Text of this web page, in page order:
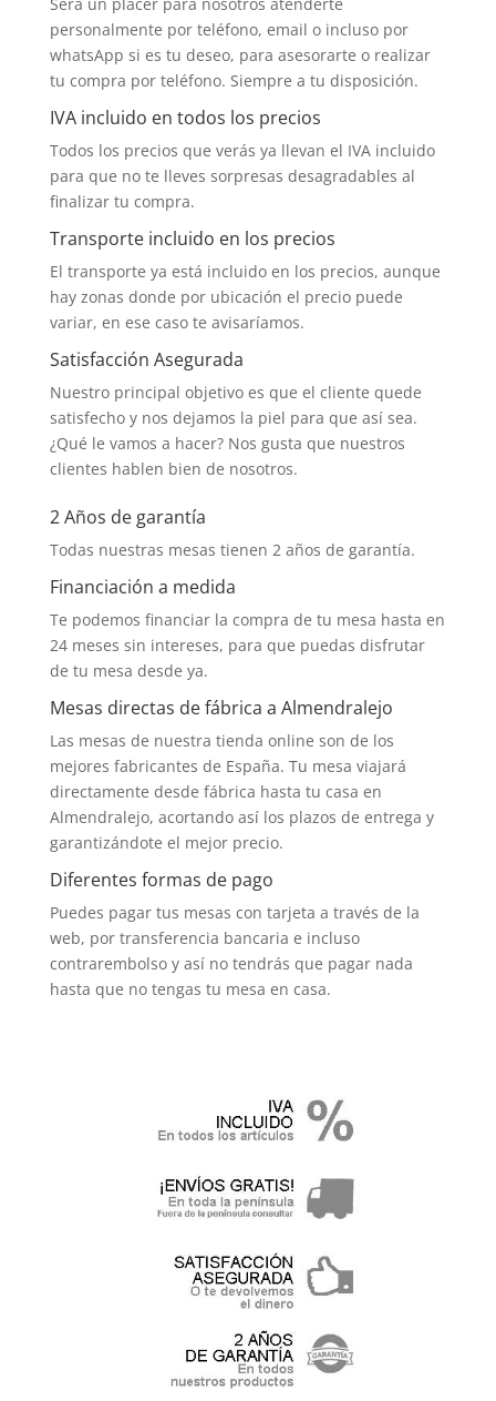
Será un placer para nosotros atenderte
personalmente por teléfono, email o incluso por
whatsApp si es tu deseo, para asesorarte o realizar
tu compra por teléfono. Siempre a tu disposición.
IVA incluido en todos los precios
Todos los precios que verás ya llevan el IVA incluido
para que no te lleves sorpresas desagradables al
finalizar tu compra.
Transporte incluido en los precios
El transporte ya está incluido en los precios, aunque
hay zonas donde por ubicación el precio puede
variar, en ese caso te avisaríamos.
Satisfacción Asegurada
Nuestro principal objetivo es que el cliente quede
satisfecho y nos dejamos la piel para que así sea.
¿Qué le vamos a hacer? Nos gusta que nuestros
clientes hablen bien de nosotros.
2 Años de garantía
Todas nuestras mesas tienen 2 años de garantía.
Financiación a medida
Te podemos financiar la compra de tu mesa hasta en
24 meses sin intereses, para que puedas disfrutar
de tu mesa desde ya.
Mesas directas de fábrica a Almendralejo
Las mesas de nuestra tienda online son de los
mejores fabricantes de España. Tu mesa viajará
directamente desde fábrica hasta tu casa en
Almendralejo, acortando así los plazos de entrega y
garantizándote el mejor precio.
Diferentes formas de pago
Puedes pagar tus mesas con tarjeta a través de la
web, por transferencia bancaria e incluso
contrarembolso y así no tendrás que pagar nada
hasta que no tengas tu mesa en casa.